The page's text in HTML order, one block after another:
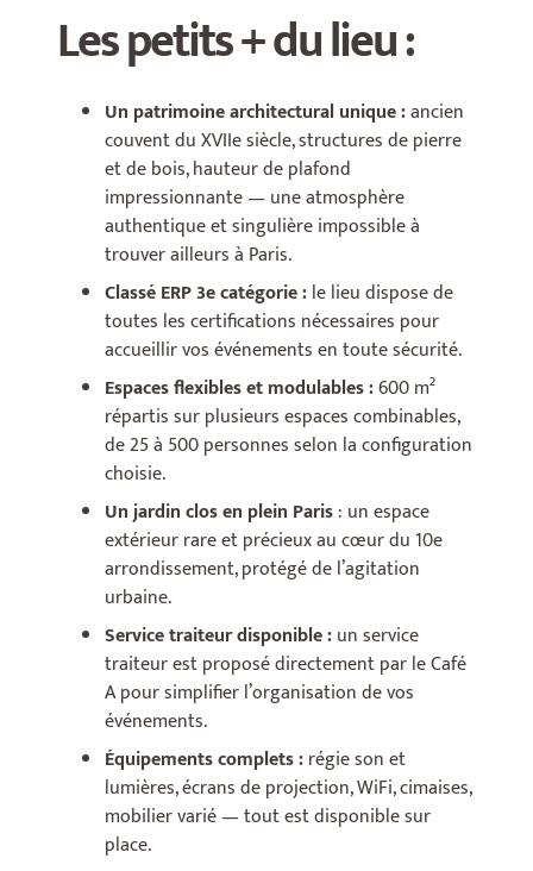
Les petits + du lieu :
Un patrimoine architectural unique :ancien
couvent du XVIIe siècle, structures de pierre
et de bois, hauteur de plafond
impressionnante — une atmosphère
authentique et singulière impossible à
trouver ailleurs à Paris.
Classé ERP 3e catégorie :le lieu dispose de
toutes les certifications nécessaires pour
accueillir vos événements en toute sécurité.
Espaces flexibles et modulables :600 m²
répartis sur plusieurs espaces combinables,
de 25 à 500 personnes selon la configuration
choisie.
Un jardin clos en plein Paris: un espace
extérieur rare et précieux au cœur du 10e
arrondissement, protégé de l’agitation
urbaine.
Service traiteur disponible :un service
traiteur est proposé directement par le Café
A pour simplifier l’organisation de vos
événements.
Équipements complets :régie son et
lumières, écrans de projection, WiFi, cimaises,
mobilier varié — tout est disponible sur
place.